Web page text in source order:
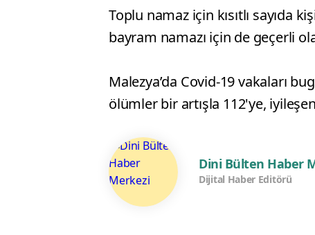
Toplu namaz için kısıtlı sayıda
bayram namazı için de geçerli
Malezya’da Covid-19 vakaları
ölümler bir artışla 112'ye,
Dini Bülten Haber
Dijital Haber Editörü